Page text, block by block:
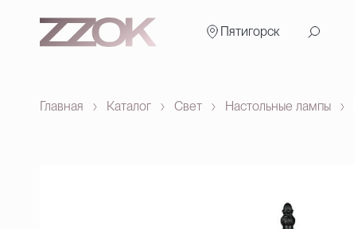
Пятигорск
Главная Каталог Свет Настольные лампы